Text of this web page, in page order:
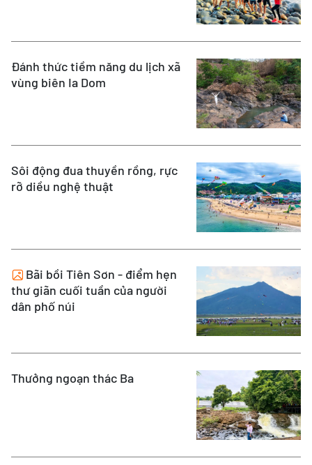
Đánh thức tiềm năng du lịch xã
vùng biên Ia Dom
Sôi động đua thuyền rồng, rực
rỡ diều nghệ thuật
Bãi bồi Tiên Sơn - điểm hẹn
thư giãn cuối tuần của người
dân phố núi
Thưởng ngoạn thác Ba